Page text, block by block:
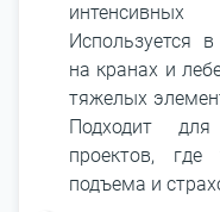
Используется
на кранах и
тяжелых
Подходит
проектов,
подъема и